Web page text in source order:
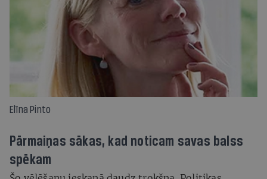
Elīna Pinto
Pārmaiņas sākas, kad noticam savas balss
spēkam